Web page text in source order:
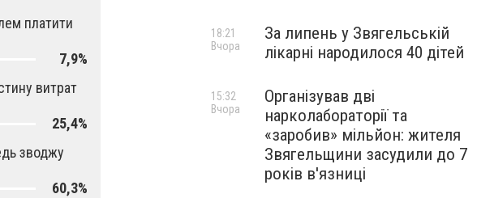
платити
7,9%
витрат
25,4%
зводжу
60,3%
За липень у Звягельській
лікарні народилося 40 дітей
18:21
Вчора
Організував дві
нарколабораторії та
«заробив» мільйон: жителя
Звягельщини засудили до 7
років в'язниці
15:32
Вчора